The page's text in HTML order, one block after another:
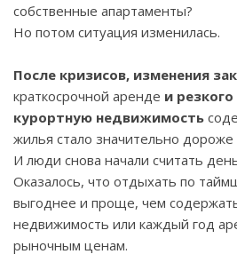
собственные апартаменты?
Но потом ситуация изменилась.
После кризисов, изменения
краткосрочной аренде и
курортную недвижимость
жилья стало значительно дороже
И люди снова начали считать
Оказалось, что отдыхать по
выгоднее и проще, чем
недвижимость или каждый год
рыночным ценам.